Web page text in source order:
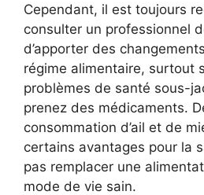
Cependant, il est toujours
consulter un professionnel
d’apporter des
régime alimentaire, surtout
problèmes de santé sous-
prenez des médicaments.
consommation d’ail et de
certains avantages pour la
pas remplacer une
mode de vie sain.